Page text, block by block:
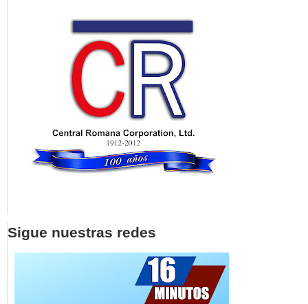
Sigue nuestras redes